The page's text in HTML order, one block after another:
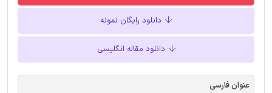
دانلود رایگان نمونه
دانلود مقاله انگلیسی
عنوان فارسی